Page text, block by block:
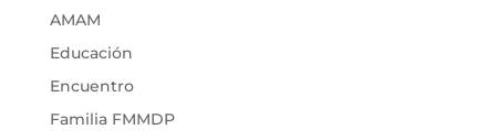
AMAM
Educación
Encuentro
Familia FMMDP